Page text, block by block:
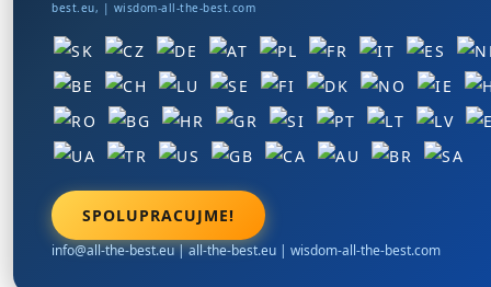
best.eu, | wisdom-all-the-best.com
SPOLUPRACUJME!
info@all-the-best.eu|all-the-best.eu | wisdom-all-the-best.com